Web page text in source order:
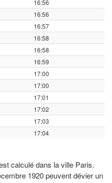
16:56
16:56
16:57
16:58
16:58
16:59
17:00
17:00
17:01
17:02
17:03
17:04
calculé dans la ville Paris.
1920 peuvent dévier un